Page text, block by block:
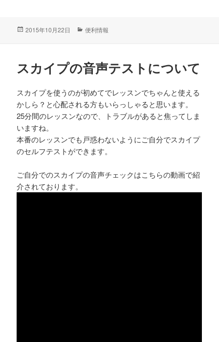
投
2015年10月22日
カ
ー
便利情報
スカイプの音声テストについて
スカイプを使うのが初めてでレッスンでちゃんと使える
かしら？と心配される方もいらっしゃると思います。
25分間のレッスンなので、トラブルがあると焦ってしま
いますね。
本番のレッスンでも戸惑わないようにご自分でスカイプ
のセルフテストができます。
ご自分でのスカイプの音声チェックはこちらの動画で紹
介されております。